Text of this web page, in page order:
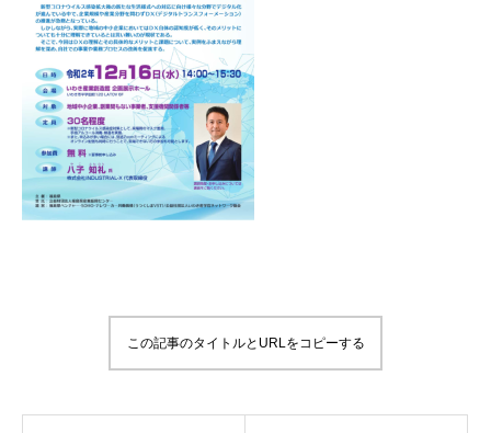
この記事のタイトルとURLをコピーする